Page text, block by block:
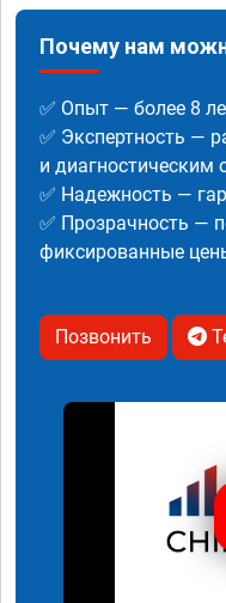
Почему нам
✅ Опыт — более 8
✅ Экспертность —
и диагностическим
✅ Надежность —
✅ Прозрачность —
фиксированные
Позвонить